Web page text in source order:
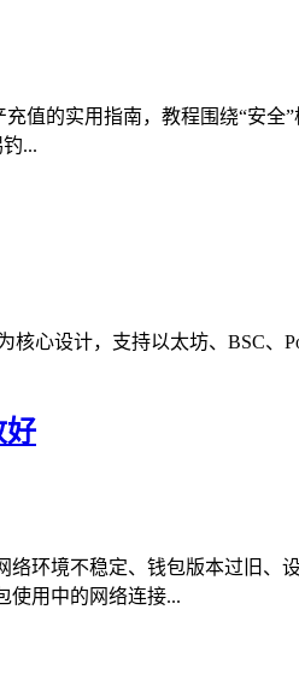
值的实用指南，教程围绕“安
...
心设计，支持以太坊、BSC
好
环境不稳定、钱包版本过旧、
使用中的网络连接...